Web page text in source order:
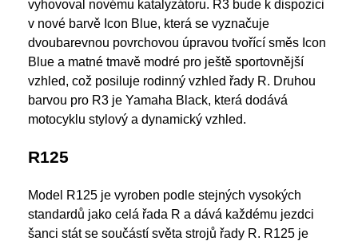
vyhovoval novému katalyzátoru. R3 bude k dispozici
v nové barvě Icon Blue, která se vyznačuje
dvoubarevnou povrchovou úpravou tvořící směs Icon
Blue a matné tmavě modré pro ještě sportovnější
vzhled, což posiluje rodinný vzhled řady R. Druhou
barvou pro R3 je Yamaha Black, která dodává
motocyklu stylový a dynamický vzhled.
R125
Model R125 je vyroben podle stejných vysokých
standardů jako celá řada R a dává každému jezdci
šanci stát se součástí světa strojů řady R. R125 je